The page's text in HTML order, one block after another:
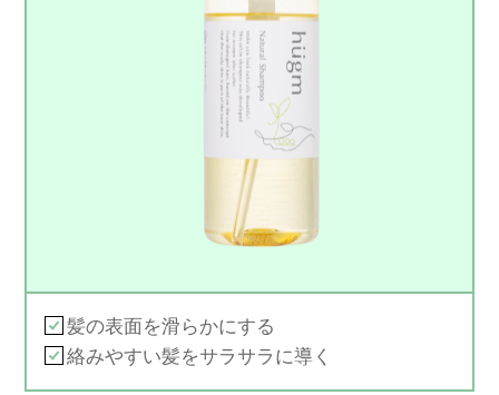
髪の表面を滑らかにする
絡みやすい髪をサラサラに導く